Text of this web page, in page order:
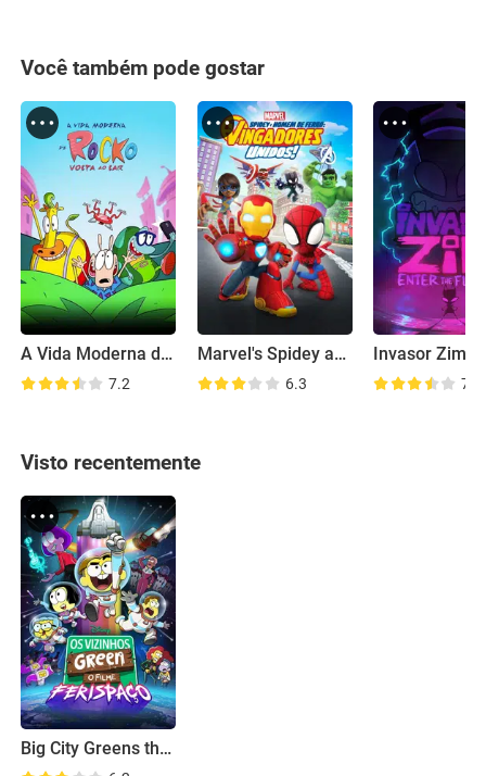
Você também pode gostar
A Vida Moderna de Rocko: Volta ao Lar
7.2
Marvel's Spidey and Iron Man: Avengers Team Up!
6.3 7.4
Visto recentemente
Big City Greens the Movie: Spacecation